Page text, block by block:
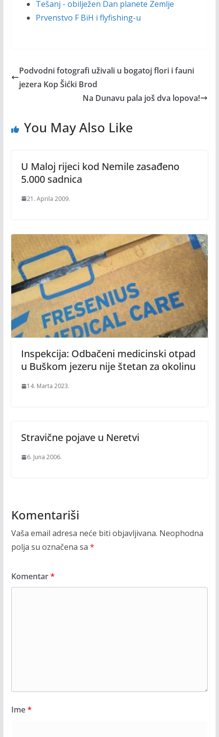
Tešanj - obilježen Dan planete Zemlje
Prvenstvo F BiH i flyfishing-u
Podvodni fotografi uživali u bogatoj flori i fauni
jezera Kop Šićki Brod
Na Dunavu pala još dva lopova!
You May Also Like
U Maloj rijeci kod Nemile zasađeno
5.000 sadnica
21. Aprila 2009.
Inspekcija: Odbačeni medicinski otpad
u Buškom jezeru nije štetan za okolinu
14. Marta 2023.
Stravične pojave u Neretvi
6. Juna 2006.
Komentariši
Vaša email adresa neće biti objavljivana. Neophodna
polja su označena sa *
Komentar*
Ime*